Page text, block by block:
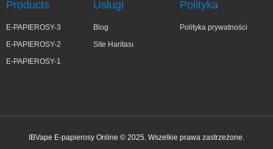
Products
E-PAPIEROSY-3
E-PAPIEROSY-2
E-PAPIEROSY-1
Usługi
Blog
Site Haritası
Polityka
Polityka prywatności
IBVape E-papierosy Online © 2025. Wszelkie prawa zastrzeżone.
✕
Zo***ia